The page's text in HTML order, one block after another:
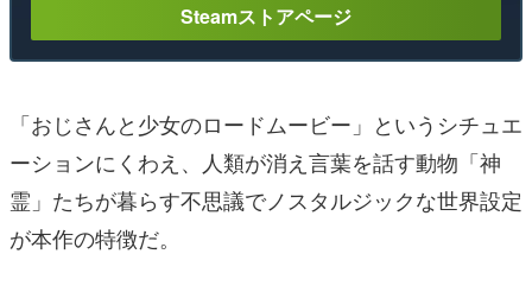
Steamストアページ
「おじさんと少女のロードムービー」というシチュエ
ーションにくわえ、人類が消え言葉を話す動物「神
霊」たちが暮らす不思議でノスタルジックな世界設定
が本作の特徴だ。